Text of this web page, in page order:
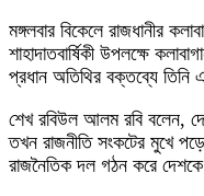
মঙ্গলবার বিকেলে রাজধানীর
শাহাদাতবার্ষিকী উপলক্ষে
প্রধান অতিথির বক্তব্যে
শেখ রবিউল আলম রবি বলেন,
তখন রাজনীতি সংকটের মুখে
রাজনৈতিক দল গঠন করে